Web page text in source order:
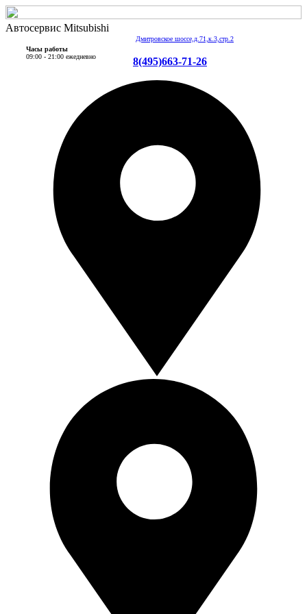
Автосервис Mitsubishi
Дмитровское шоссе,д.71,к.3,стр.2
Часы работы
09:00 - 21:00 ежедневно
8(495)663-71-26